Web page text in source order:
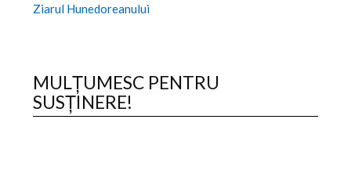
Ziarul Hunedoreanului
MULȚUMESC PENTRU
SUSȚINERE!